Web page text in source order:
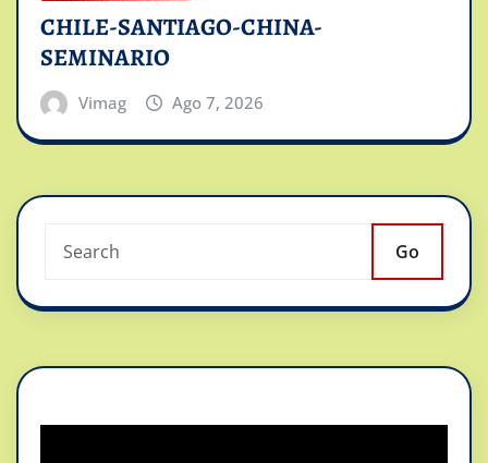
CHILE-SANTIAGO-CHINA-
SEMINARIO
Vimag Ago 7, 2026
Go